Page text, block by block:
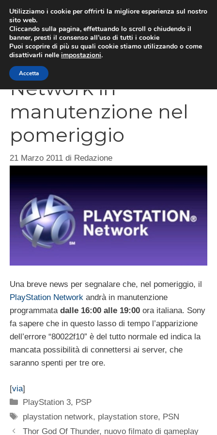
contenuto
PlayStation
Network in
manutenzione nel
pomeriggio
21 Marzo 2011 di Redazione
Una breve news per segnalare che, nel pomeriggio, il
PlayStation Network andrà in manutenzione
programmatadalle 16:00 alle 19:00 ora italiana. Sony
fa sapere che in questo lasso di tempo l’apparizione
dell’errore “80022f10” è del tutto normale ed indica la
mancata possibilità di connettersi ai server, che
saranno spenti per tre ore.
[via]
Categorie
PlayStation 3, PSP
Tag
playstation network, playstation store, PSN
Thor God Of Thunder, nuovo filmato di gameplay
Utilizziamo i cookie per offrirti la migliore esperienza sul nostro
sito web.
Cliccando sulla pagina, effettuando lo scroll o chiudendo il
banner, presti il consenso all’uso di tutti i cookie
Puoi scoprire di più su quali cookie stiamo utilizzando o come
disattivarli nelle impostazioni.
Accetta